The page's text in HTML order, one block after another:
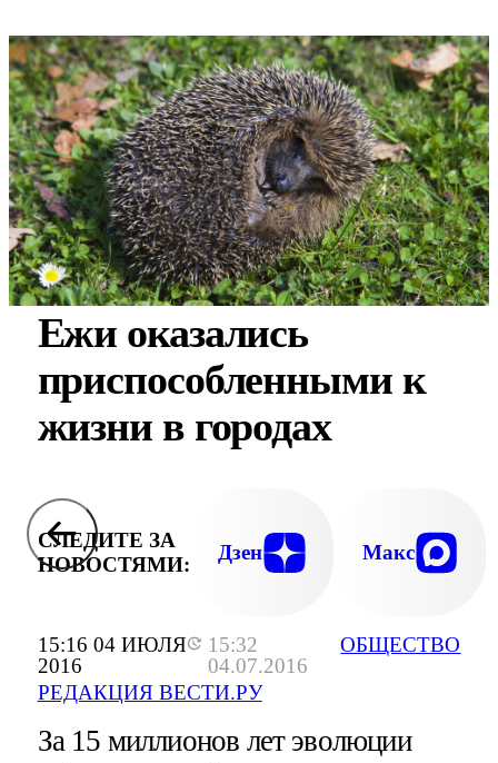
15:16 04 ИЮЛЯ
2016
15:32
04.07.2016
РЕДАКЦИЯ ВЕСТИ.РУ
ОБЩЕСТВО
Ежи оказались
приспособленными к
жизни в городах
СЛЕДИТЕ ЗА
НОВОСТЯМИ:
Дзен Макс
За 15 миллионов лет эволюции